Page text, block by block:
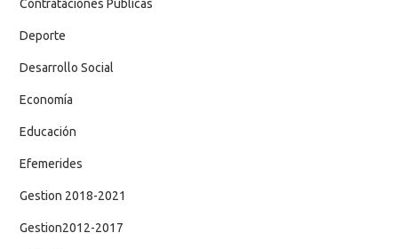
Contrataciones Públicas
Deporte
Desarrollo Social
Economía
Educación
Efemerides
Gestion 2018-2021
Gestion2012-2017